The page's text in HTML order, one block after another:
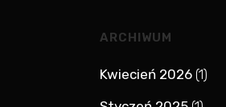
ARCHIWUM
Kwiecień 2026 (1)